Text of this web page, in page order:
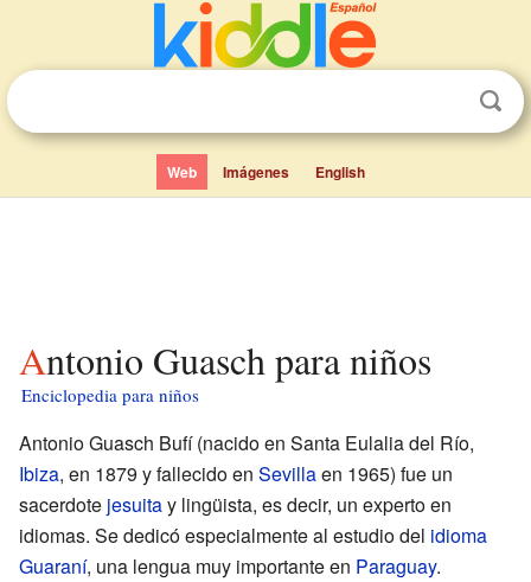
Web Imágenes English
Antonio Guasch para niños
Enciclopedia para niños
Antonio Guasch Bufí (nacido en Santa Eulalia del Río,
Ibiza, en 1879 y fallecido en Sevillaen 1965) fue un
sacerdote jesuitay lingüista, es decir, un experto en
idiomas. Se dedicó especialmente al estudio del idioma
Guaraní, una lengua muy importante en Paraguay.